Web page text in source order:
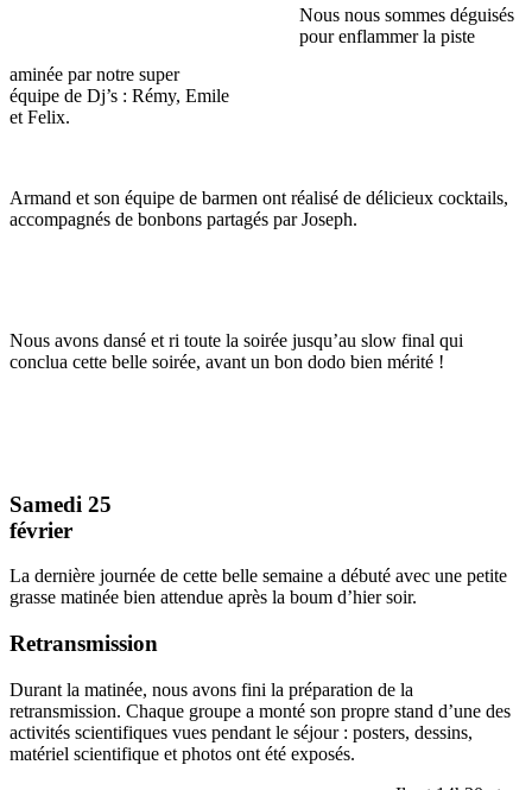
Nous nous sommes déguisés
pour enflammer la piste
aminée par notre super
équipe de Dj’s : Rémy, Emile
et Felix.
Armand et son équipe de barmen ont réalisé de délicieux cocktails,
accompagnés de bonbons partagés par Joseph.
Nous avons dansé et ri toute la soirée jusqu’au slow final qui
conclua cette belle soirée, avant un bon dodo bien mérité !
Samedi 25
février
La dernière journée de cette belle semaine a débuté avec une petite
grasse matinée bien attendue après la boum d’hier soir.
Retransmission
Durant la matinée, nous avons fini la préparation de la
retransmission. Chaque groupe a monté son propre stand d’une des
activités scientifiques vues pendant le séjour : posters, dessins,
matériel scientifique et photos ont été exposés.